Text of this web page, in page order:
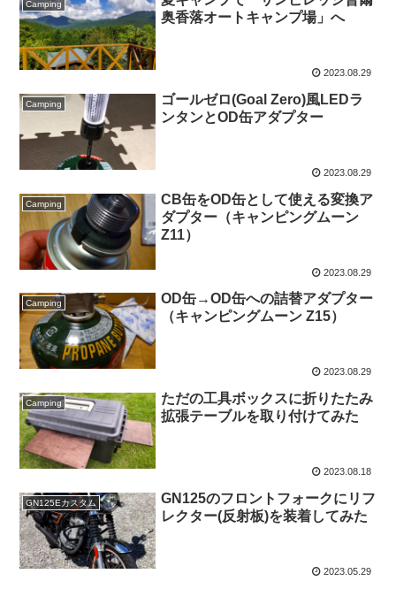
Camping
奥香落オートキャンプ場」へ
2023.08.29
Camping
ゴールゼロ(Goal Zero)風LEDラ
ンタンとOD缶アダプター
2023.08.29
Camping
CB缶をOD缶として使える変換ア
ダプター（キャンピングムーン
Z11）
2023.08.29
Camping
OD缶→OD缶への詰替アダプター
（キャンピングムーン Z15）
2023.08.29
Camping
ただの工具ボックスに折りたたみ
拡張テーブルを取り付けてみた
2023.08.18
GN125Eカスタム
GN125のフロントフォークにリフ
レクター(反射板)を装着してみた
2023.05.29